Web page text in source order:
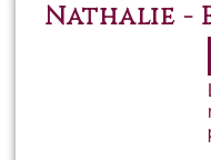
Nathalie -